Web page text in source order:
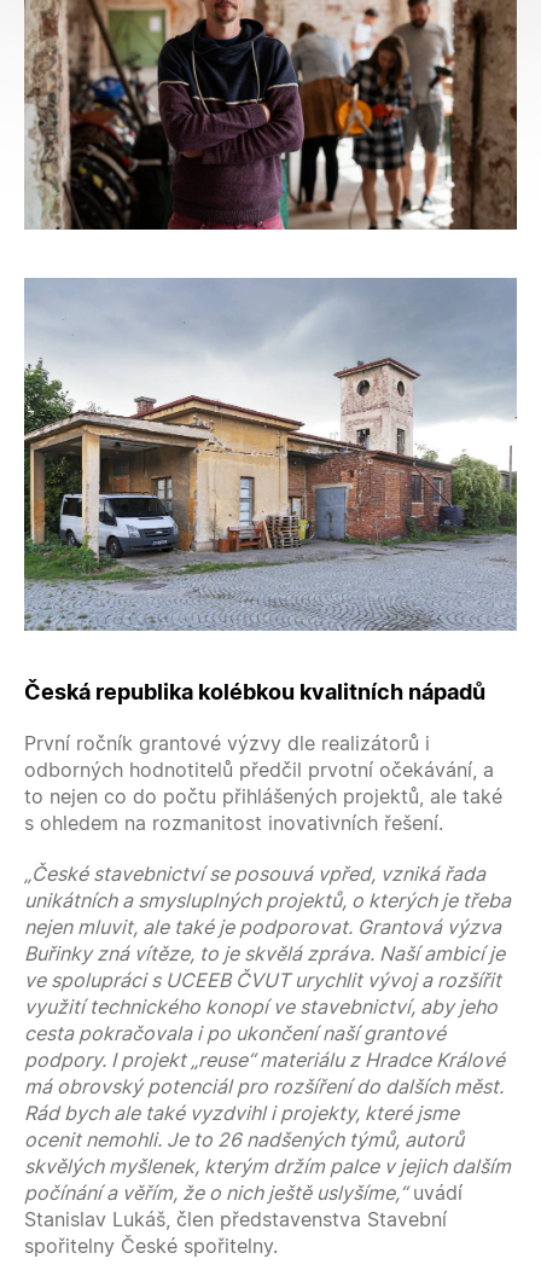
Česká republika kolébkou kvalitních nápadů
První ročník grantové výzvy dle realizátorů i
odborných hodnotitelů předčil prvotní očekávání, a
to nejen co do počtu přihlášených projektů, ale také
s ohledem na rozmanitost inovativních řešení.
„České stavebnictví se posouvá vpřed, vzniká řada
unikátních a smysluplných projektů, o kterých je třeba
nejen mluvit, ale také je podporovat. Grantová výzva
Buřinky zná vítěze, to je skvělá zpráva. Naší ambicí je
ve spolupráci s UCEEB ČVUT urychlit vývoj a rozšířit
využití technického konopí ve stavebnictví, aby jeho
cesta pokračovala i po ukončení naší grantové
podpory. I projekt „reuse“ materiálu z Hradce Králové
má obrovský potenciál pro rozšíření do dalších měst.
Rád bych ale také vyzdvihl i projekty, které jsme
ocenit nemohli. Je to 26 nadšených týmů, autorů
skvělých myšlenek, kterým držím palce v jejich dalším
počínání a věřím, že o nich ještě uslyšíme,“uvádí
Stanislav Lukáš, člen představenstva Stavební
spořitelny České spořitelny.